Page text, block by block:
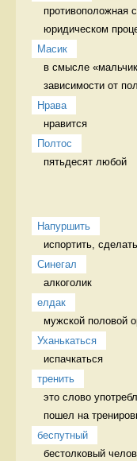
противоположная
юридическом
Масик
в смысле
зависимости от
Нрава
нравится
Полтос
пятьдесят любой
Напуршить
испортить,
Синегал
алкоголик
елдак
мужской половой
Уханькаться
испачкаться
тренить
это слово
пошел на
беспутный
бестолковый